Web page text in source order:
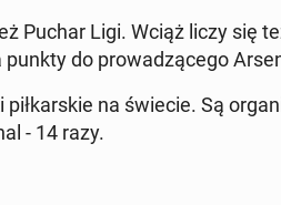
Puchar Ligi. Wciąż liczy się
do pro­wa­dzą­ce­go
na świecie. Są
- 14 razy.